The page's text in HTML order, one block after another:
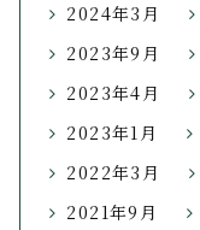
2024年3月
2023年9月
2023年4月
2023年1月
2022年3月
2021年9月